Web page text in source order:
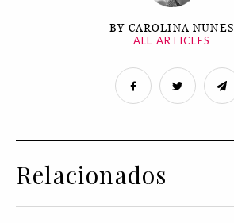
BY CAROLINA NUNES
ALL ARTICLES
Relacionados